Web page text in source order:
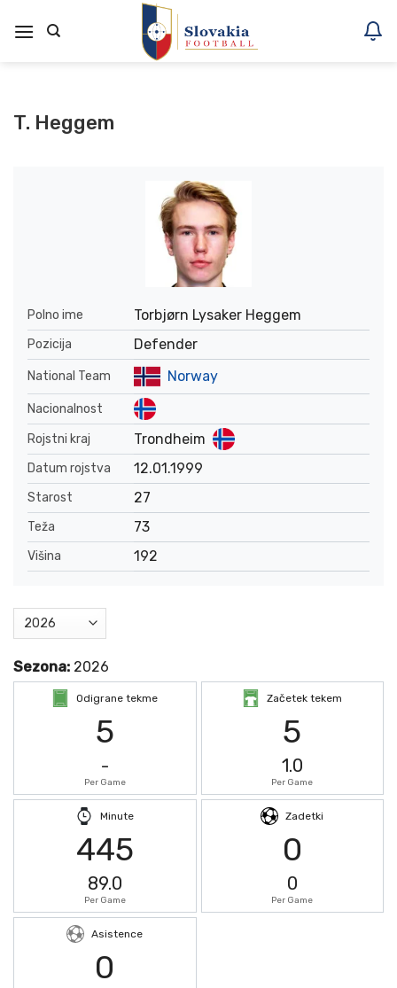
na
T. Heggem
Polno ime Torbjørn Lysaker Heggem
Pozicija Defender
National Team Norway
Nacionalnost
Rojstni kraj
Trondheim
Datum rojstva 12.01.1999
Starost 27
Teža 73
Višina 192
Sezona: 2026
Odigrane tekme
5
-
Per Game
Začetek tekem
5
1.0
Per Game
Minute
445
89.0
Per Game
Zadetki
0
0
Per Game
Asistence
0